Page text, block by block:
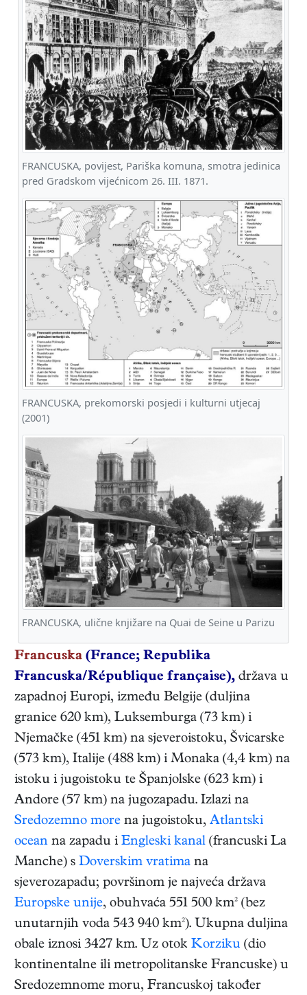
FRANCUSKA, povijest, Pariška komuna, smotra jedinica
pred Gradskom vijećnicom 26. III. 1871.
FRANCUSKA, prekomorski posjedi i kulturni utjecaj
(2001)
FRANCUSKA, ulične knjižare na Quai de Seine u Parizu
Francuska (France; Republika
Francuska/République française), država u
zapadnoj Europi, između Belgije (duljina
granice 620 km), Luksemburga (73 km) i
Njemačke (451 km) na sjeveroistoku, Švicarske
(573 km), Italije (488 km) i Monaka (4,4 km) na
istoku i jugoistoku te Španjolske (623 km) i
Andore (57 km) na jugozapadu. Izlazi na
Sredozemno more na jugoistoku, Atlantski
ocean na zapadu i Engleski kanal (francuski La
Manche) s Doverskim vratima na
sjeverozapadu; površinom je najveća država
Europske unije, obuhvaća 551 500 km² (bez
unutarnjih voda 543 940 km²). Ukupna duljina
obale iznosi 3427 km. Uz otok Korziku (dio
kontinentalne ili metropolitanske Francuske) u
Sredozemnome moru, Francuskoj također